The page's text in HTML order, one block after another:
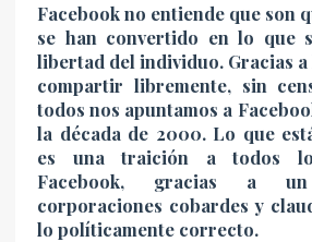
Facebook no entiende que son
se han convertido en lo que
libertad del individuo. Gracias
compartir libremente, sin
todos nos apuntamos a
la década de 2000. Lo que
es una traición a todos
Facebook, gracias a
corporaciones cobardes y
lo políticamente correcto.